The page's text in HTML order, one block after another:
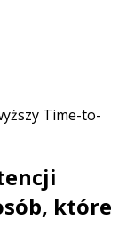
Time-to-
które